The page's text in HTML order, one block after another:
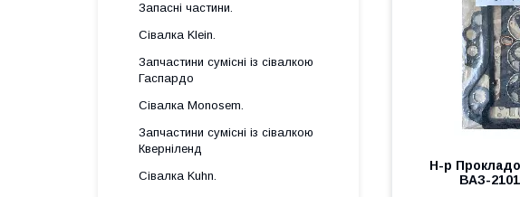
Н-р
ВАЗ-
Запасні частини.
Сівалка Klein.
Запчастини сумісні із сівалкою
Гаспардo
Сівалка Monosem.
Запчастини сумісні із сівалкою
Кверніленд
Сівалка Kuhn.